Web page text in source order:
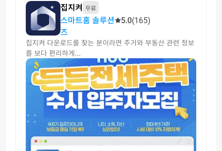
집지켜 무료
스마트홈 솔루션
즈
5.0(165)
집지켜 다운로드를 찾는 분이라면 주거와 부동산 관련 정보
를 보다 편리하게...